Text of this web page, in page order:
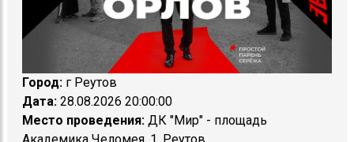
Город: г Реутов
Дата: 28.08.2026 20:00:00
Место проведения: ДК "Мир" - площадь